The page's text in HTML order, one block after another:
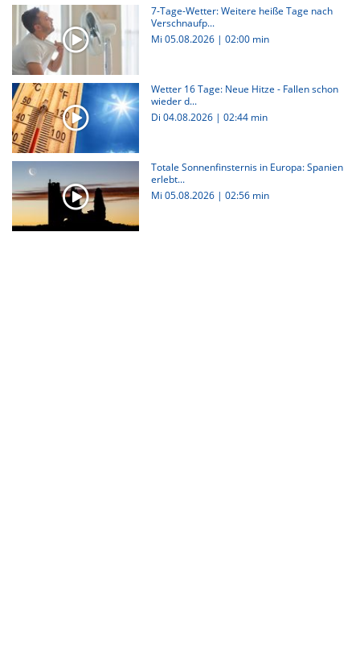
7-Tage-Wetter: Weitere heiße Tage nach
Verschnaufp...
Mi 05.08.2026 | 02:00 min
Wetter 16 Tage: Neue Hitze - Fallen schon
wieder d...
Di 04.08.2026 | 02:44 min
Totale Sonnenfinsternis in Europa: Spanien
erlebt...
Mi 05.08.2026 | 02:56 min